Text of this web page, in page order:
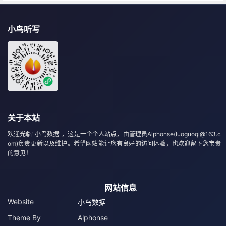
小鸟听写
关于本站
欢迎光临"小鸟数据"，这是一个个人站点，由管理员Alphonse(luoguoqi@163.c
om)负责更新以及维护。希望网站能让您有良好的访问体验，也欢迎留下您宝贵
的意见！
网站信息
Website
小鸟数据
Theme By
Alphonse